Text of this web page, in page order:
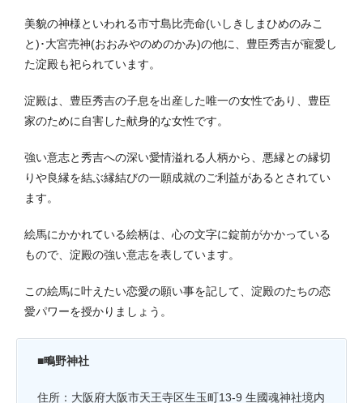
美貌の神様といわれる市寸島比売命(いしきしまひめのみこ
と)･大宮売神(おおみやのめのかみ)の他に、豊臣秀吉が寵愛し
た淀殿も祀られています。
淀殿は、豊臣秀吉の子息を出産した唯一の女性であり、豊臣
家のために自害した献身的な女性です。
強い意志と秀吉への深い愛情溢れる人柄から、悪縁との縁切
りや良縁を結ぶ縁結びの一願成就のご利益があるとされてい
ます。
絵馬にかかれている絵柄は、心の文字に錠前がかかっている
もので、淀殿の強い意志を表しています。
この絵馬に叶えたい恋愛の願い事を記して、淀殿のたちの恋
愛パワーを授かりましょう。
■鴫野神社
住所：大阪府大阪市天王寺区生玉町13-9 生國魂神社境内